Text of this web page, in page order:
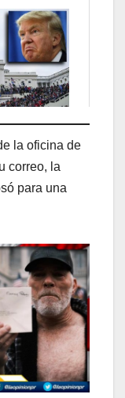
la oficina de
correo, la
para una